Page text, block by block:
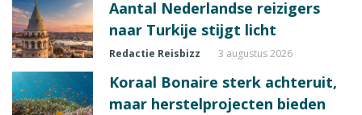
Aantal Nederlandse reizigers
naar Turkije stijgt licht
Redactie Reisbizz 3 augustus 2026
Koraal Bonaire sterk achteruit,
maar herstelprojecten bieden